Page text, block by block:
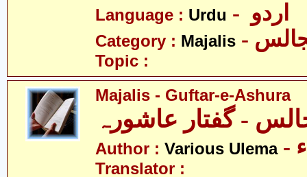
Language : Urdu
Category : Majalis
Topic :
Majalis - Guftar-e-Ashura
Author : Various Ulema
Translator :